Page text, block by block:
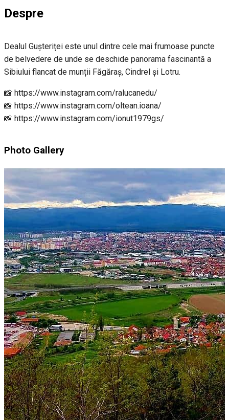
Despre
Dealul Gușteriței este unul dintre cele mai frumoase puncte
de belvedere de unde se deschide panorama fascinantă a
Sibiului flancat de munții Făgăraș, Cindrel și Lotru.
📸 https://www.instagram.com/ralucanedu/
📸 https://www.instagram.com/oltean.ioana/
📸 https://www.instagram.com/ionut1979gs/
Photo Gallery